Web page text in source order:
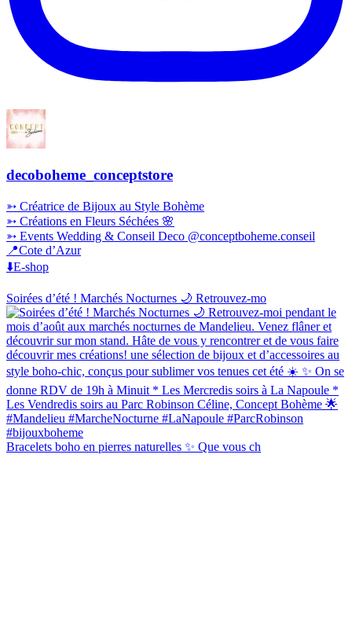
decoboheme_conceptstore
➳ Créatrice de Bijoux au Style Bohème
➳ Créations en Fleurs Séchées 🌸
➳ Events Wedding & Conseil Deco @conceptboheme.conseil
📍Cote d’Azur
⬇️E-shop
Soirées d’été ! Marchés Nocturnes 🌙 Retrouvez-mo
Bracelets boho en pierres naturelles ✨ Que vous ch